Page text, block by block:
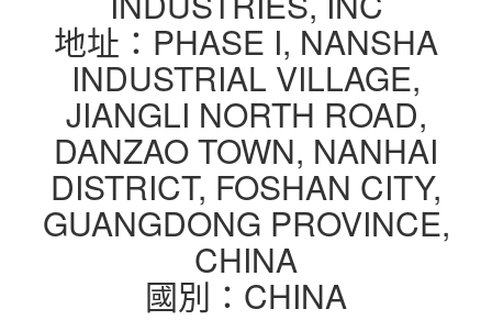
地址：PHASE I, NANSHA
INDUSTRIAL VILLAGE,
JIANGLI NORTH ROAD,
DANZAO TOWN, NANHAI
DISTRICT, FOSHAN CITY,
GUANGDONG PROVINCE,
CHINA
國別：CHINA